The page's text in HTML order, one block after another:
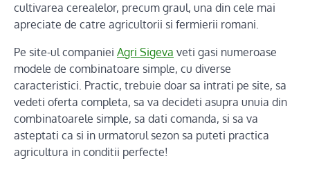
cultivarea cerealelor, precum graul, una din cele mai
apreciate de catre agricultorii si fermierii romani.
Pe site-ul companiei Agri Sigeva veti gasi numeroase
modele de combinatoare simple, cu diverse
caracteristici. Practic, trebuie doar sa intrati pe site, sa
vedeti oferta completa, sa va decideti asupra unuia din
combinatoarele simple, sa dati comanda, si sa va
asteptati ca si in urmatorul sezon sa puteti practica
agricultura in conditii perfecte!